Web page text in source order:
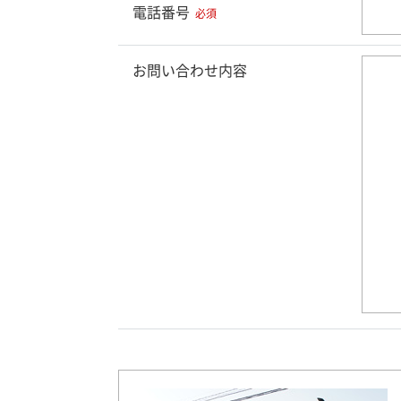
電話番号 必須
お問い合わせ内容